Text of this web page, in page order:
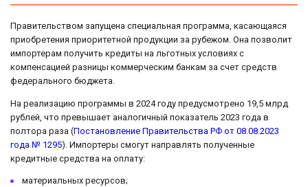
Правительством запущена специальная программа, касающаяся
приобретения приоритетной продукции за рубежом. Она позволит
импортерам получить кредиты на льготных условиях с
компенсацией разницы коммерческим банкам за счет средств
федерального бюджета.
На реализацию программы в 2024 году предусмотрено 19,5 млрд
рублей, что превышает аналогичный показатель 2023 года в
полтора раза (Постановление Правительства РФ от 08.08.2023
года № 1295). Импортеры смогут направлять полученные
кредитные средства на оплату:
материальных ресурсов;